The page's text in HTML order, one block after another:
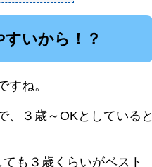
いから！？
ね。
、３歳～OKとしていると
も３歳くらいがベスト